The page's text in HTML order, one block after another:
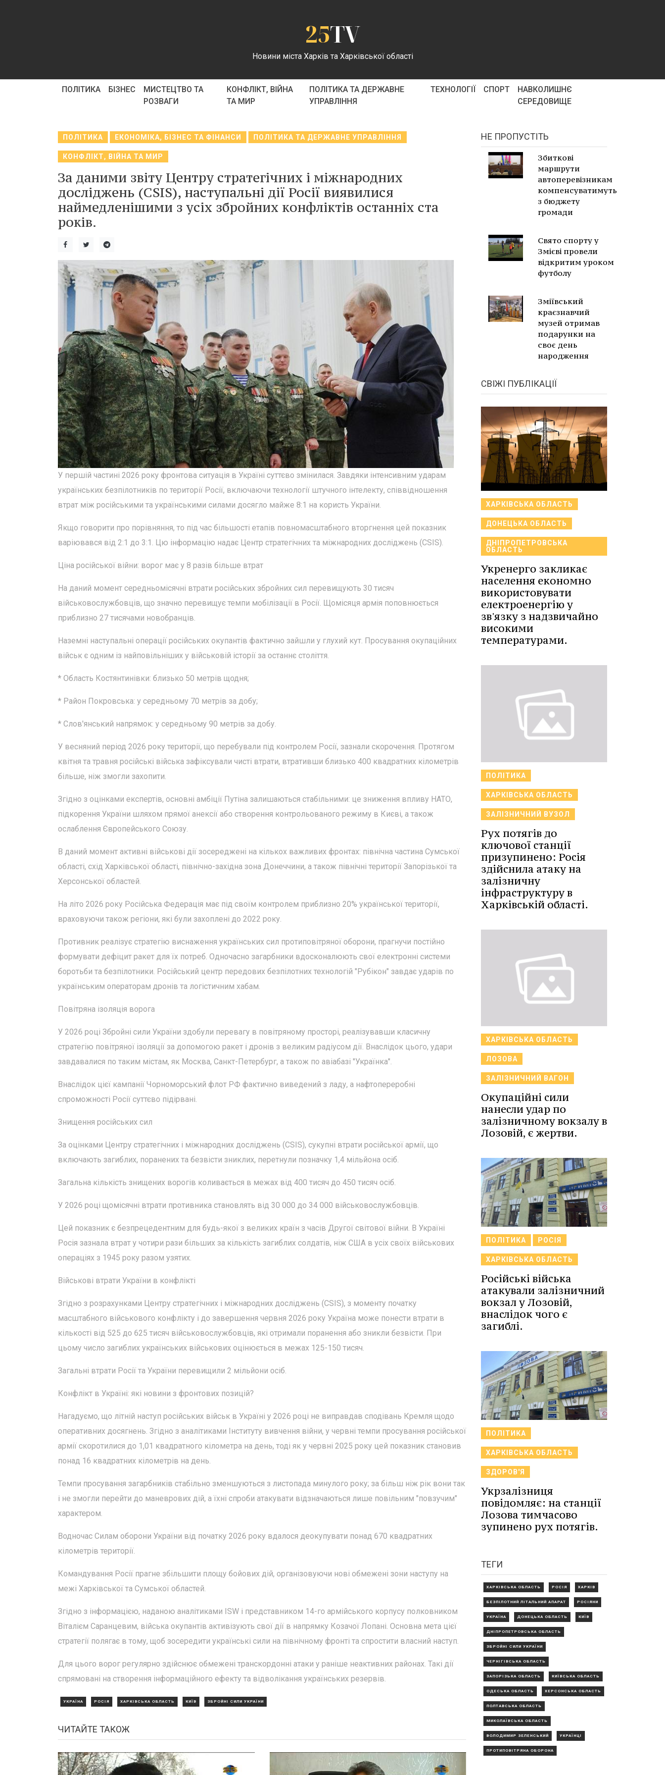
25TV
Новини міста Харків та Харківської області
ПОЛІТИКА БІЗНЕС
МИСТЕЦТВО ТА
РОЗВАГИ
КОНФЛІКТ, ВІЙНА
ТА МИР
ПОЛІТИКА ТА ДЕРЖАВНЕ
УПРАВЛІННЯ
ТЕХНОЛОГІЇ СПОРТ
НАВКОЛИШНЄ
СЕРЕДОВИЩЕ
ПОЛІТИКА ЕКОНОМІКА, БІЗНЕС ТА ФІНАНСИ ПОЛІТИКА ТА ДЕРЖАВНЕ УПРАВЛІННЯ
КОНФЛІКТ, ВІЙНА ТА МИР
За даними звіту Центру стратегічних і міжнародних
досліджень (CSIS), наступальні дії Росії виявилися
наймедленішими з усіх збройних конфліктів останніх ста
років.
У першій частині 2026 року фронтова ситуація в Україні суттєво змінилася. Завдяки інтенсивним ударам
українських безпілотників по території Росії, включаючи технології штучного інтелекту, співвідношення
втрат між російськими та українськими силами досягло майже 8:1 на користь України.
Якщо говорити про порівняння, то під час більшості етапів повномасштабного вторгнення цей показник
варіювався від 2:1 до 3:1. Цю інформацію надає Центр стратегічних та міжнародних досліджень (CSIS).
Ціна російської війни: ворог має у 8 разів більше втрат
На даний момент середньомісячні втрати російських збройних сил перевищують 30 тисяч
військовослужбовців, що значно перевищує темпи мобілізації в Росії. Щомісяця армія поповнюється
приблизно 27 тисячами новобранців.
Наземні наступальні операції російських окупантів фактично зайшли у глухий кут. Просування окупаційних
військ є одним із найповільніших у військовій історії за останнє століття.
* Область Костянтинівки: близько 50 метрів щодня;
* Район Покровська: у середньому 70 метрів за добу;
* Слов'янський напрямок: у середньому 90 метрів за добу.
У весняний період 2026 року території, що перебували під контролем Росії, зазнали скорочення. Протягом
квітня та травня російські війська зафіксували чисті втрати, втративши близько 400 квадратних кілометрів
більше, ніж змогли захопити.
Згідно з оцінками експертів, основні амбіції Путіна залишаються стабільними: це зниження впливу НАТО,
підкорення України шляхом прямої анексії або створення контрольованого режиму в Києві, а також
ослаблення Європейського Союзу.
В даний момент активні військові дії зосереджені на кількох важливих фронтах: північна частина Сумської
області, схід Харківської області, північно-західна зона Донеччини, а також північні території Запорізької та
Херсонської областей.
На літо 2026 року Російська Федерація має під своїм контролем приблизно 20% української території,
враховуючи також регіони, які були захоплені до 2022 року.
Противник реалізує стратегію виснаження українських сил протиповітряної оборони, прагнучи постійно
формувати дефіцит ракет для їх потреб. Одночасно загарбники вдосконалюють свої електронні системи
боротьби та безпілотники. Російський центр передових безпілотних технологій "Рубікон" завдає ударів по
українським операторам дронів та логістичним хабам.
Повітряна ізоляція ворога
У 2026 році Збройні сили України здобули перевагу в повітряному просторі, реалізувавши класичну
стратегію повітряної ізоляції за допомогою ракет і дронів з великим радіусом дії. Внаслідок цього, удари
завдавалися по таким містам, як Москва, Санкт-Петербург, а також по авіабазі "Українка".
Внаслідок цієї кампанії Чорноморський флот РФ фактично виведений з ладу, а нафтопереробні
спроможності Росії суттєво підірвані.
Знищення російських сил
За оцінками Центру стратегічних і міжнародних досліджень (CSIS), сукупні втрати російської армії, що
включають загиблих, поранених та безвісти зниклих, перетнули позначку 1,4 мільйона осіб.
Загальна кількість знищених ворогів коливається в межах від 400 тисяч до 450 тисяч осіб.
У 2026 році щомісячні втрати противника становлять від 30 000 до 34 000 військовослужбовців.
Цей показник є безпрецедентним для будь-якої з великих країн з часів Другої світової війни. В Україні
Росія зазнала втрат у чотири рази більших за кількість загиблих солдатів, ніж США в усіх своїх військових
операціях з 1945 року разом узятих.
Військові втрати України в конфлікті
Згідно з розрахунками Центру стратегічних і міжнародних досліджень (CSIS), з моменту початку
масштабного військового конфлікту і до завершення червня 2026 року Україна може понести втрати в
кількості від 525 до 625 тисяч військовослужбовців, які отримали поранення або зникли безвісти. При
цьому число загиблих українських військових оцінюється в межах 125-150 тисяч.
Загальні втрати Росії та України перевищили 2 мільйони осіб.
Конфлікт в Україні: які новини з фронтових позицій?
Нагадуємо, що літній наступ російських військ в Україні у 2026 році не виправдав сподівань Кремля щодо
оперативних досягнень. Згідно з аналітиками Інституту вивчення війни, у червні темпи просування російської
армії скоротилися до 1,01 квадратного кілометра на день, тоді як у червні 2025 року цей показник становив
понад 16 квадратних кілометрів на день.
Темпи просування загарбників стабільно зменшуються з листопада минулого року; за більш ніж рік вони так
і не змогли перейти до маневрових дій, а їхні спроби атакувати відзначаються лише повільним "повзучим"
характером.
Водночас Силам оборони України від початку 2026 року вдалося деокупувати понад 670 квадратних
кілометрів території.
Командування Росії прагне збільшити площу бойових дій, організовуючи нові обмежені зони наступу на
межі Харківської та Сумської областей.
Згідно з інформацією, наданою аналітиками ISW і представником 14-го армійського корпусу полковником
Віталієм Саранцевим, війська окупантів активізують свої дії в напрямку Козачої Лопані. Основна мета цієї
стратегії полягає в тому, щоб зосередити українські сили на північному фронті та спростити власний наступ.
Для цього ворог регулярно здійснює обмежені транскордонні атаки у раніше неактивних районах. Такі дії
спрямовані на створення інформаційного ефекту та відволікання українських резервів.
УКРАЇНА РОСІЯ ХАРКІВСЬКА ОБЛАСТЬ КИЇВ ЗБРОЙНІ СИЛИ УКРАЇНИ
ЧИТАЙТЕ ТАКОЖ
НЕ ПРОПУСТІТЬ
Збиткові
маршрути
автоперевізникам
компенсуватимуть
з бюджету
громади
Свято спорту у
Змієві провели
відкритим уроком
футболу
Зміївський
краєзнавчий
музей отримав
подарунки на
своє день
народження
СВІЖІ ПУБЛІКАЦІЇ
ХАРКІВСЬКА ОБЛАСТЬ
ДОНЕЦЬКА ОБЛАСТЬ
ДНІПРОПЕТРОВСЬКА
ОБЛАСТЬ
Укренерго закликає
населення економно
використовувати
електроенергію у
зв'язку з надзвичайно
високими
температурами.
ПОЛІТИКА
ХАРКІВСЬКА ОБЛАСТЬ
ЗАЛІЗНИЧНИЙ ВУЗОЛ
Рух потягів до
ключової станції
призупинено: Росія
здійснила атаку на
залізничну
інфраструктуру в
Харківській області.
ХАРКІВСЬКА ОБЛАСТЬ
ЛОЗОВА
ЗАЛІЗНИЧНИЙ ВАГОН
Окупаційні сили
нанесли удар по
залізничному вокзалу в
Лозовій, є жертви.
ПОЛІТИКА РОСІЯ
ХАРКІВСЬКА ОБЛАСТЬ
Російські війська
атакували залізничний
вокзал у Лозовій,
внаслідок чого є
загиблі.
ПОЛІТИКА
ХАРКІВСЬКА ОБЛАСТЬ
ЗДОРОВ'Я
Укрзалізниця
повідомляє: на станції
Лозова тимчасово
зупинено рух потягів.
ТЕГИ
ХАРКІВСЬКА ОБЛАСТЬ РОСІЯ ХАРКІВ
БЕЗПІЛОТНИЙ ЛІТАЛЬНИЙ АПАРАТ РОСІЯНИ
УКРАЇНА ДОНЕЦЬКА ОБЛАСТЬ КИЇВ
ДНІПРОПЕТРОВСЬКА ОБЛАСТЬ
ЗБРОЙНІ СИЛИ УКРАЇНИ
ЧЕРНІГІВСЬКА ОБЛАСТЬ
ЗАПОРІЗЬКА ОБЛАСТЬ КИЇВСЬКА ОБЛАСТЬ
ОДЕСЬКА ОБЛАСТЬ ХЕРСОНСЬКА ОБЛАСТЬ
ПОЛТАВСЬКА ОБЛАСТЬ
МИКОЛАЇВСЬКА ОБЛАСТЬ
ВОЛОДИМИР ЗЕЛЕНСЬКИЙ УКРАЇНЦІ
ПРОТИПОВІТРЯНА ОБОРОНА